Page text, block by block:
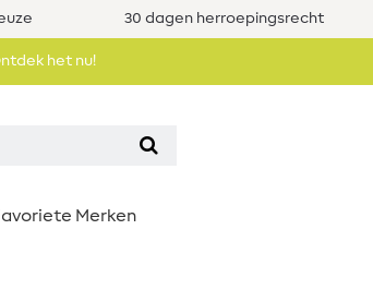
30 dagen herroepingsrecht
het nu!
Merken